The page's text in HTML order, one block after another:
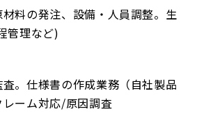
料の発注、設備・人員調整。生
管理など)
。仕様書の作成業務（自社製品
ーム対応/原因調査